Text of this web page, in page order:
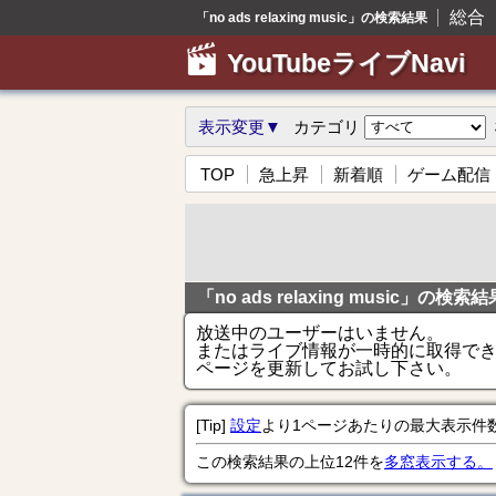
「no ads relaxing music」の検索結果 総合
YouTubeライブNavi
表示変更▼ カテゴリ
TOP 急上昇 新着順 ゲーム配信
「no ads relaxing music」の検索結
放送中のユーザーはいません。
またはライブ情報が一時的に取得で
ページを更新してお試し下さい。
[Tip] 設定より1ページあたりの最大表示件
この検索結果の上位12件を多窓表示する。